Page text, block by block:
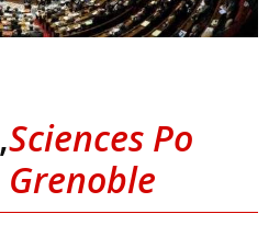
,Sciences Po
Grenoble